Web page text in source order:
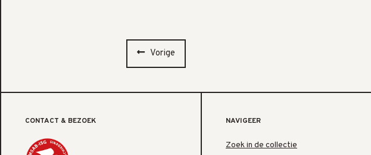
Vorige
CONTACT & BEZOEK NAVIGEER
Zoek in de collectie